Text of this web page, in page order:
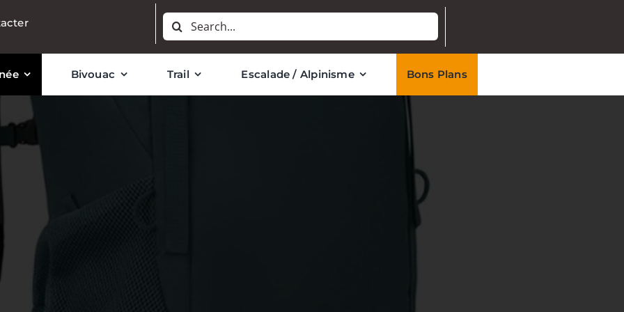
Rechercher:
Bivouac Trail Escalade / Alpinisme Bons Plans